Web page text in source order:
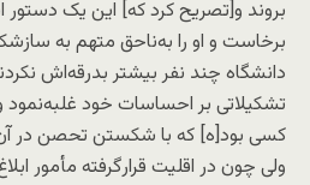
بروند و[تصریح کرد که] این یک
برخاست و او را به‌ناحق متهم به
دانشگاه چند نفر بیشتر بدرقه‌اش
تشکیلاتی بر احساسات خود غلبه‌نمود
کسی بود[ه] که با شکستن تحصن در
ولی چون در اقلیت قرارگرفته مأمور